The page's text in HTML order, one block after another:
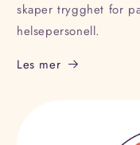
skaper trygghet for
helsepersonell.
Les mer